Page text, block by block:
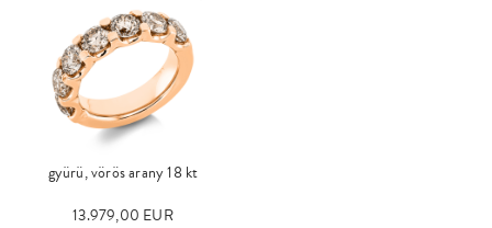
gyürü, vörös arany 18 kt
13.979,00 EUR